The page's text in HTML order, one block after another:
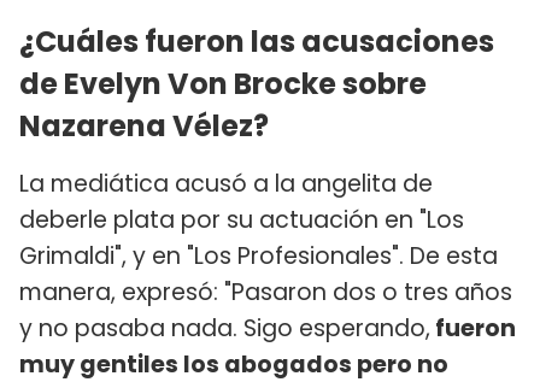
¿Cuáles fueron las acusaciones
de Evelyn Von Brocke sobre
Nazarena Vélez?
La mediática acusó a la angelita de
deberle plata por su actuación en "Los
Grimaldi", y en "Los Profesionales". De esta
manera, expresó: "Pasaron dos o tres años
y no pasaba nada. Sigo esperando, fueron
muy gentiles los abogados pero no